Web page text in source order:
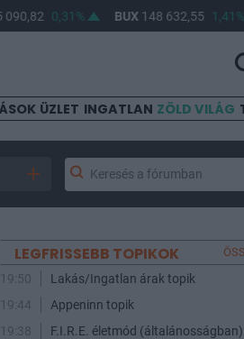
0,31% BUX 148 632,55 1,41%
ÜZLET INGATLAN ZÖLD VILÁG
LEGFRISSEBB TOPIKOK
19:50
Lakás/Ingatlan árak topik
19:44
Appeninn topik
19:38
F.I.R.E. életmód (általánosságban)